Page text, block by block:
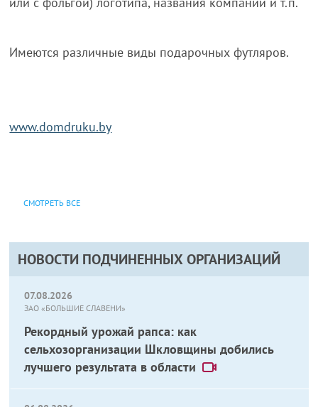
НОВОСТИ ПОДЧИНЕННЫХ ОРГАНИЗАЦИЙ
07.08.2026
ЗАО «БОЛЬШИЕ СЛАВЕНИ»
Рекордный урожай рапса: как
сельхозорганизации Шкловщины добились
лучшего результата в области
Имеются различные виды подарочных футляров.
www.domdruku.by
СМОТРЕТЬ ВСЕ